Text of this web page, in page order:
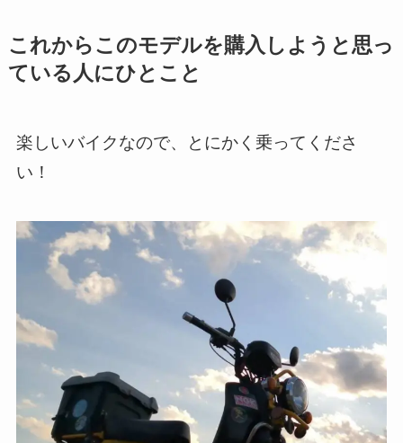
これからこのモデルを購入しようと思っ
ている人にひとこと
楽しいバイクなので、とにかく乗ってくださ
い！